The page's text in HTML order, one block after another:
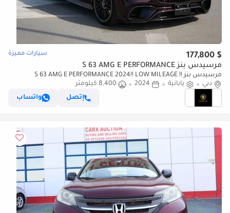
$ 177,800 سيارات مميزة
مرسيدس بنز S 63 AMG E PERFORMANCE
مرسيدس بنز S 63 AMG E PERFORMANCE 2024!! LOW MILEAGE !!
JAPANESE SPECS
دبي يابانية 2024
8,400 كيلومتر
إتصل
واتساب